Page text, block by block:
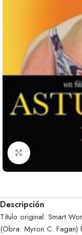
Clic para ampliar
Descripción
Título original: Smart
(Obra: Myron C. Fagan)